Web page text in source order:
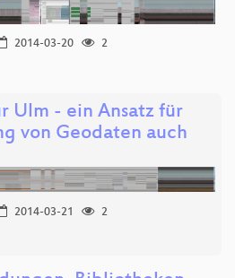
2014-03-20
2
Ulm - ein Ansatz für
von Geodaten auch
2014-03-21
2